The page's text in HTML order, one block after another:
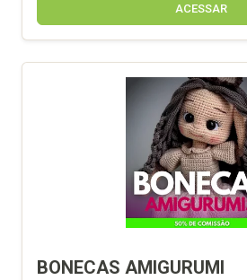
ACESSAR
BONECAS AMIGURUMI